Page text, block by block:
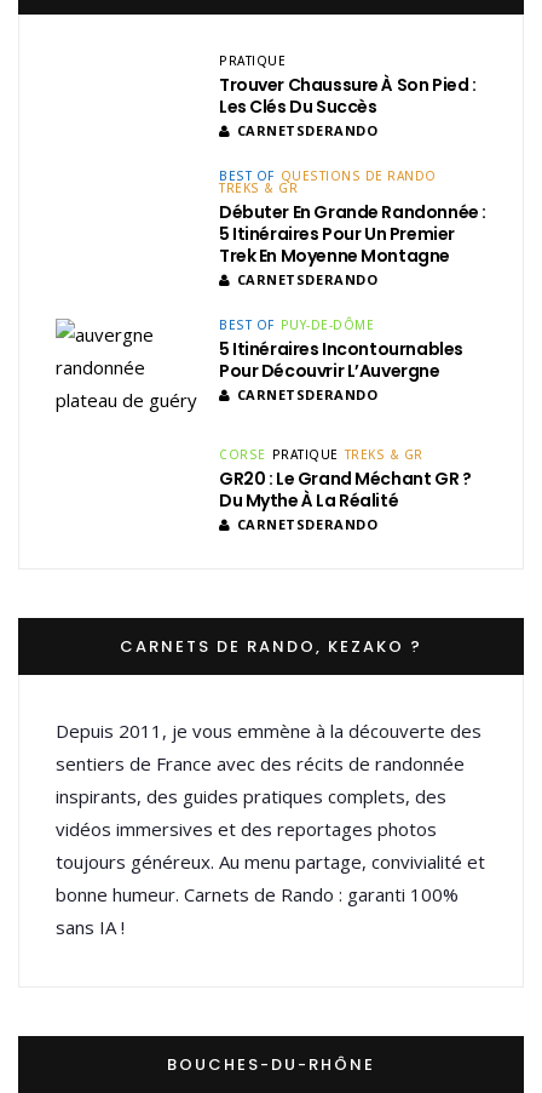
PRATIQUE
Trouver Chaussure À Son Pied :
Les Clés Du Succès
CARNETSDERANDO
BEST OF QUESTIONS DE RANDO
TREKS & GR
Débuter En Grande Randonnée :
5 Itinéraires Pour Un Premier
Trek En Moyenne Montagne
CARNETSDERANDO
BEST OF PUY-DE-DÔME
5 Itinéraires Incontournables
Pour Découvrir L’Auvergne
CARNETSDERANDO
CORSE PRATIQUE TREKS & GR
GR20 : Le Grand Méchant GR ?
Du Mythe À La Réalité
CARNETSDERANDO
CARNETS DE RANDO, KEZAKO ?
Depuis 2011, je vous emmène à la découverte des
sentiers de France avec des récits de randonnée
inspirants, des guides pratiques complets, des
vidéos immersives et des reportages photos
toujours généreux. Au menu partage, convivialité et
bonne humeur. Carnets de Rando : garanti 100%
sans IA !
BOUCHES-DU-RHÔNE